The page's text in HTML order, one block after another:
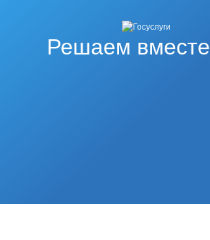
Решаем вместе